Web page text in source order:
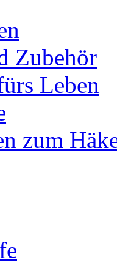
Zubehör
Leben
zum